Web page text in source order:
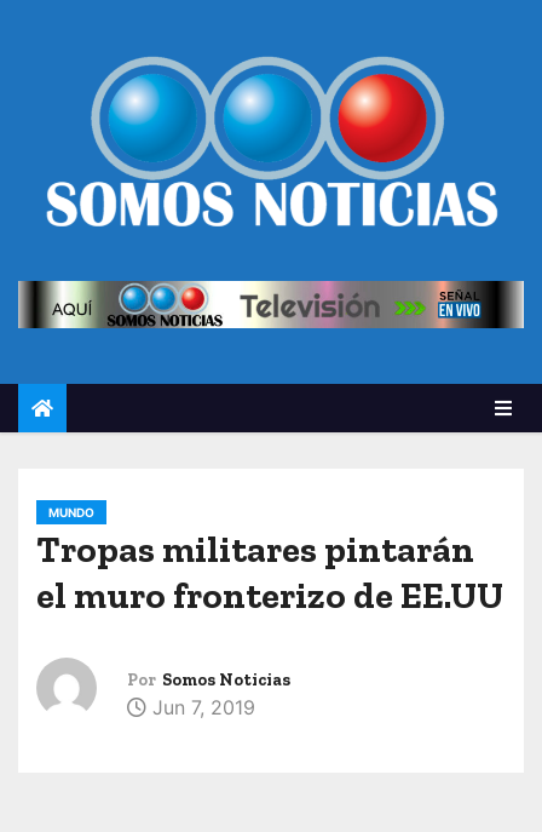
MUNDO
Tropas militares pintarán
el muro fronterizo de EE.UU
Por Somos Noticias
Jun 7, 2019